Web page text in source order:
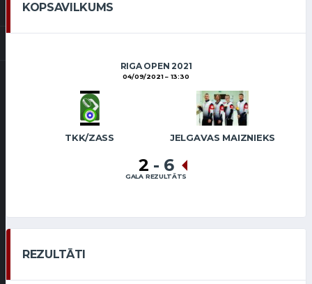
KOPSAVILKUMS
RIGA OPEN 2021
04/09/2021 13:30
TKK/ZASS JELGAVAS MAIZNIEKS
2 - 6
GALA REZULTĀTS
REZULTĀTI